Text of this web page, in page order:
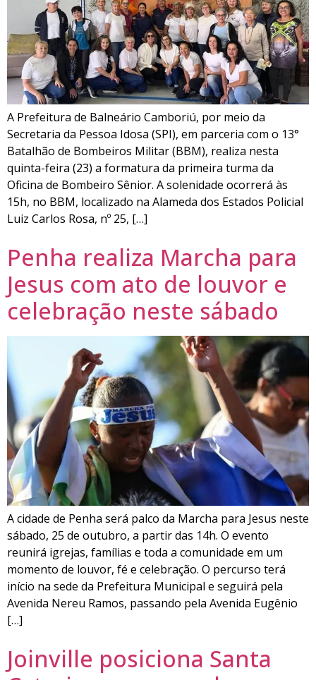
A Prefeitura de Balneário Camboriú, por meio da
Secretaria da Pessoa Idosa (SPI), em parceria com o 13°
Batalhão de Bombeiros Militar (BBM), realiza nesta
quinta-feira (23) a formatura da primeira turma da
Oficina de Bombeiro Sênior. A solenidade ocorrerá às
15h, no BBM, localizado na Alameda dos Estados Policial
Luiz Carlos Rosa, nº 25, […]
Penha realiza Marcha para
Jesus com ato de louvor e
celebração neste sábado
A cidade de Penha será palco da Marcha para Jesus neste
sábado, 25 de outubro, a partir das 14h. O evento
reunirá igrejas, famílias e toda a comunidade em um
momento de louvor, fé e celebração. O percurso terá
início na sede da Prefeitura Municipal e seguirá pela
Avenida Nereu Ramos, passando pela Avenida Eugênio
[…]
Joinville posiciona Santa